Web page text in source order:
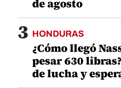
de agosto
3 HONDURAS
¿Cómo llegó
pesar 630
de lucha y